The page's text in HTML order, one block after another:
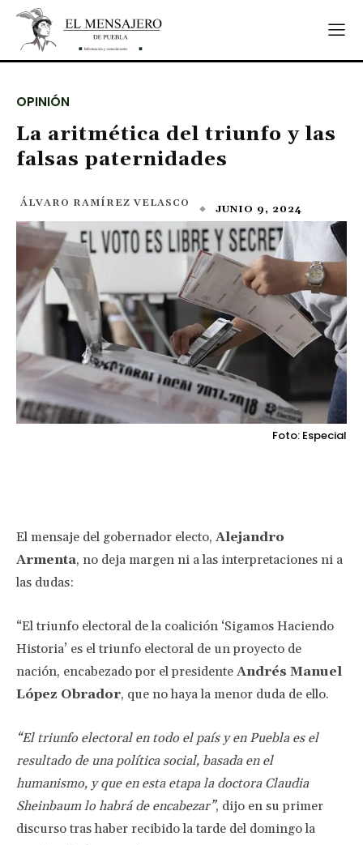
OPINIÓN
La aritmética del triunfo y las
falsas paternidades
ÁLVARO RAMÍREZ VELASCO JUNIO 9, 2024
Foto: Especial
El mensaje del gobernador electo, Alejandro
Armenta, no deja margen ni a las interpretaciones ni a
las dudas:
“El triunfo electoral de la coalición ‘Sigamos Haciendo
Historia’ es el triunfo electoral de un proyecto de
nación, encabezado por el presidente Andrés Manuel
López Obrador, que no haya la menor duda de ello.
“El triunfo electoral en todo el país y en Puebla es el
resultado de una política social, basada en el
humanismo, y que en esta etapa la doctora Claudia
Sheinbaum lo habrá de encabezar”, dijo en su primer
discurso tras haber recibido la tarde del domingo la